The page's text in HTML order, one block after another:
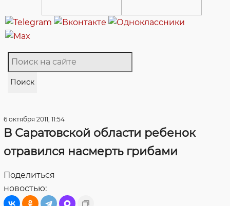
Поиск
6 октября 2011, 11:54
В Саратовской области ребенок
отравился насмерть грибами
Поделиться
новостью: